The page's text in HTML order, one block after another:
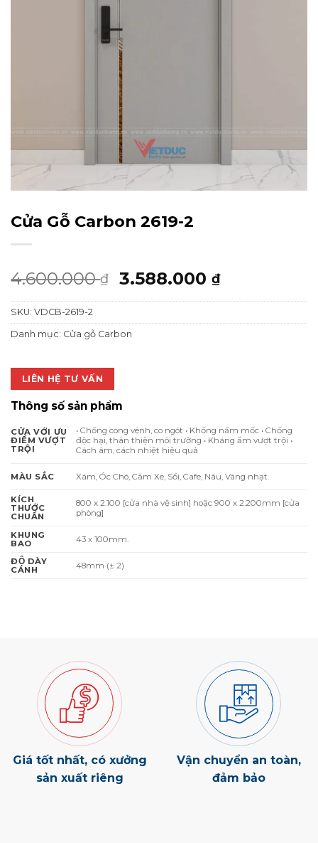
Cửa Gỗ Carbon 2619-2
4.600.000₫
Giá
gốc
là:
4.600.000 ₫.
3.588.000 ₫Giá
hiện
tại
SKU: VDCB-2619-2
Danh mục: Cửa gỗ Carbon
LIÊN HỆ TƯ VẤN
Thông số sản phẩm
CỬA VỚI ƯU
ĐIỂM VƯỢT
TRỘI
• Chống cong vênh, co ngót • Khống nấm mốc • Chống
độc hại, thân thiện môi trường • Kháng ẩm vượt trội •
Cách âm, cách nhiệt hiệu quả
MÀU SẮC Xám, Óc Chó, Căm Xe, Sồi, Cafe, Nâu, Vàng nhạt.
KÍCH
THƯỚC
CHUẨN
800 x 2.100 [cửa nhà vệ sinh] hoặc 900 x 2.200mm [cửa
phòng]
KHUNG
BAO
43 x 100mm.
ĐỘ DÀY
CÁNH
48mm (± 2)
Giá tốt nhất, có xưởng
sản xuất riêng
Vận chuyển an toàn,
đảm bảo